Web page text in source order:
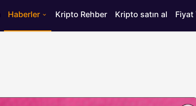
Haberler Kripto Rehber Kripto satın al Fiyat